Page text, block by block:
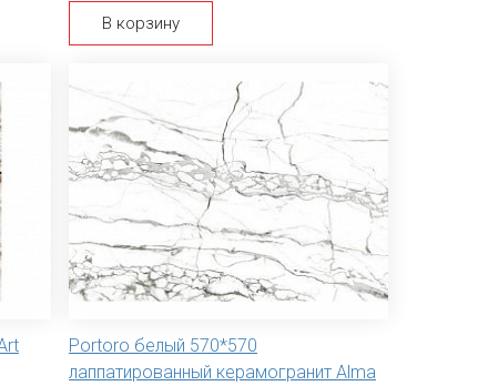
В корзину
Portoro белый 570*570
лаппатированный керамогранит Alma